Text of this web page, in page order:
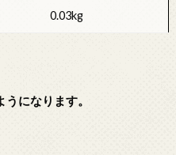
0.03kg
になります。